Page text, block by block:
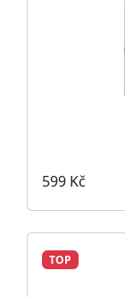
599 Kč
TOP